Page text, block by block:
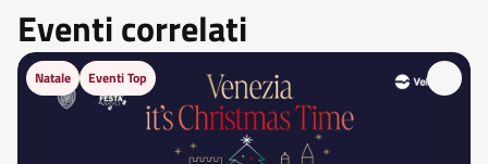
Eventi correlati
Natale Eventi Top